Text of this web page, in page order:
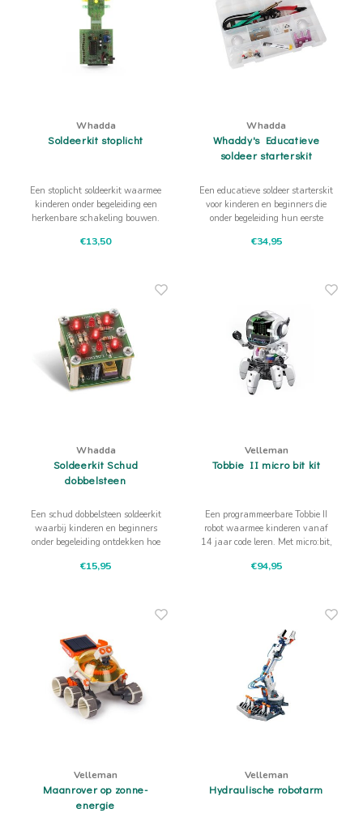
Whadda
Soldeerkit stoplicht
Een stoplicht soldeerkit waarmee
kinderen onder begeleiding een
herkenbare schakeling bouwen.
elektronica direct zichtbaar.
€13,50
Whadda
Whaddy's Educatieve
soldeer starterskit
Een educatieve soldeer starterskit
voor kinderen en beginners die
onder begeleiding hun eerste
Rustig kijken, plaatsen,
€34,95
Whadda
Soldeerkit Schud
dobbelsteen
Een schud dobbelsteen soldeerkit
waarbij kinderen en beginners
onder begeleiding ontdekken hoe
dobbelsteen vormen.
€15,95
Velleman
Tobbie II micro bit kit
Een programmeerbare Tobbie II
robot waarmee kinderen vanaf
14 jaar code leren. Met micro:bit,
robotica een eigen project.
€94,95
Velleman
Maanrover op zonne-
energie
Velleman
Hydraulische robotarm